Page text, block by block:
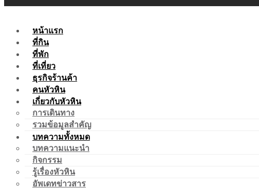
หน้าแรก
ที่กิน
ที่พัก
ที่เที่ยว
ธุรกิจร้านค้า
คนหัวหิน
เกี่ยวกับหัวหิน
การเดินทาง
รวมข้อมูลสำคัญ
บทความทั้งหมด
บทความแนะนำ
กิจกรรม
รู้เรื่องหัวหิน
อัพเดทข่าวสาร